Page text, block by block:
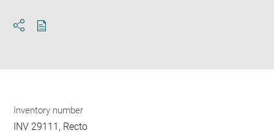
Inventory number
INV 29111, Recto